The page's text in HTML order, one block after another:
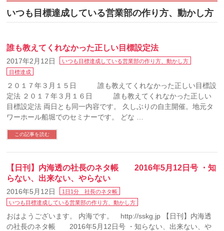
いつも目標達成している営業部の作り方、動かし方
誰も教えてくれなかった正しい目標設定法
2017年2月12日
いつも目標達成している営業部の作り方、動かし方
目標達成
２０１７年３月１５日 誰も教えてくれなかった正しい目標設
定法 ２０１７年３月１６日 誰も教えてくれなかった正しい
目標設定法 両日とも同一内容です。 久しぶりの自主開催。地元タ
ワーホール船堀でのセミナーです。 どな …
この記事を読む
【日刊】内海透の社長のネタ帳 2016年5月12日号 ・知
らない、出来ない、やらない
2016年5月12日
1日1分 社長のネタ帳
いつも目標達成している営業部の作り方、動かし方
おはようございます。 内海です。 http://sskg.jp 【日刊】内海透
の社長のネタ帳 2016年5月12日号 ・知らない、出来ない、や